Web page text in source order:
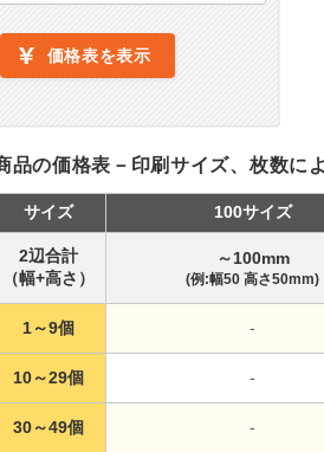
価格表を表示
品の価格表－印刷サイズ、枚数に
サイズ
2辺合計
（幅+高さ）
1～9個
10～29個
30～49個
100サイズ
～100mm
(例:幅50 高さ50mm)
-
-
-